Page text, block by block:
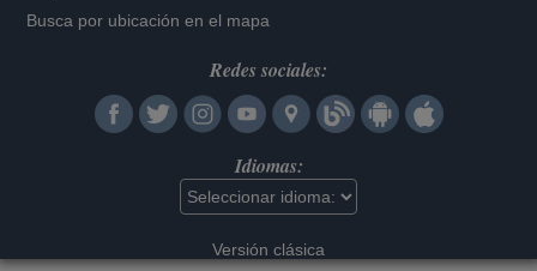
Busca por ubicación en el mapa
Redes sociales:
Idiomas:
Versión clásica